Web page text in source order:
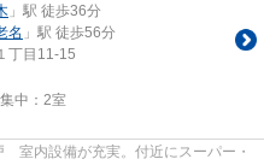
」駅 徒歩36分
名 」駅 徒歩56分
丁目11-15
中： 2室
内設備が充実。付近にスーパー・